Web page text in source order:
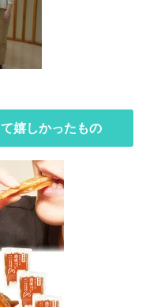
嬉しかったもの